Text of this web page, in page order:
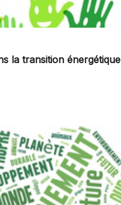
la transition énergétique